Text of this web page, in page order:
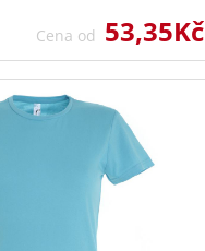
Cena od 53,35Kč